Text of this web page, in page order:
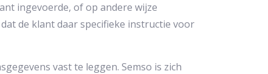
ingevoerde, of op andere wijze
de klant daar specifieke instructie voor
vast te leggen. Semso is zich